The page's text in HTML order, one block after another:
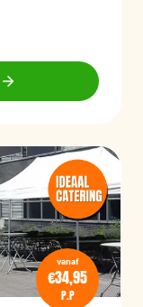
vanaf
€34,95
P.P